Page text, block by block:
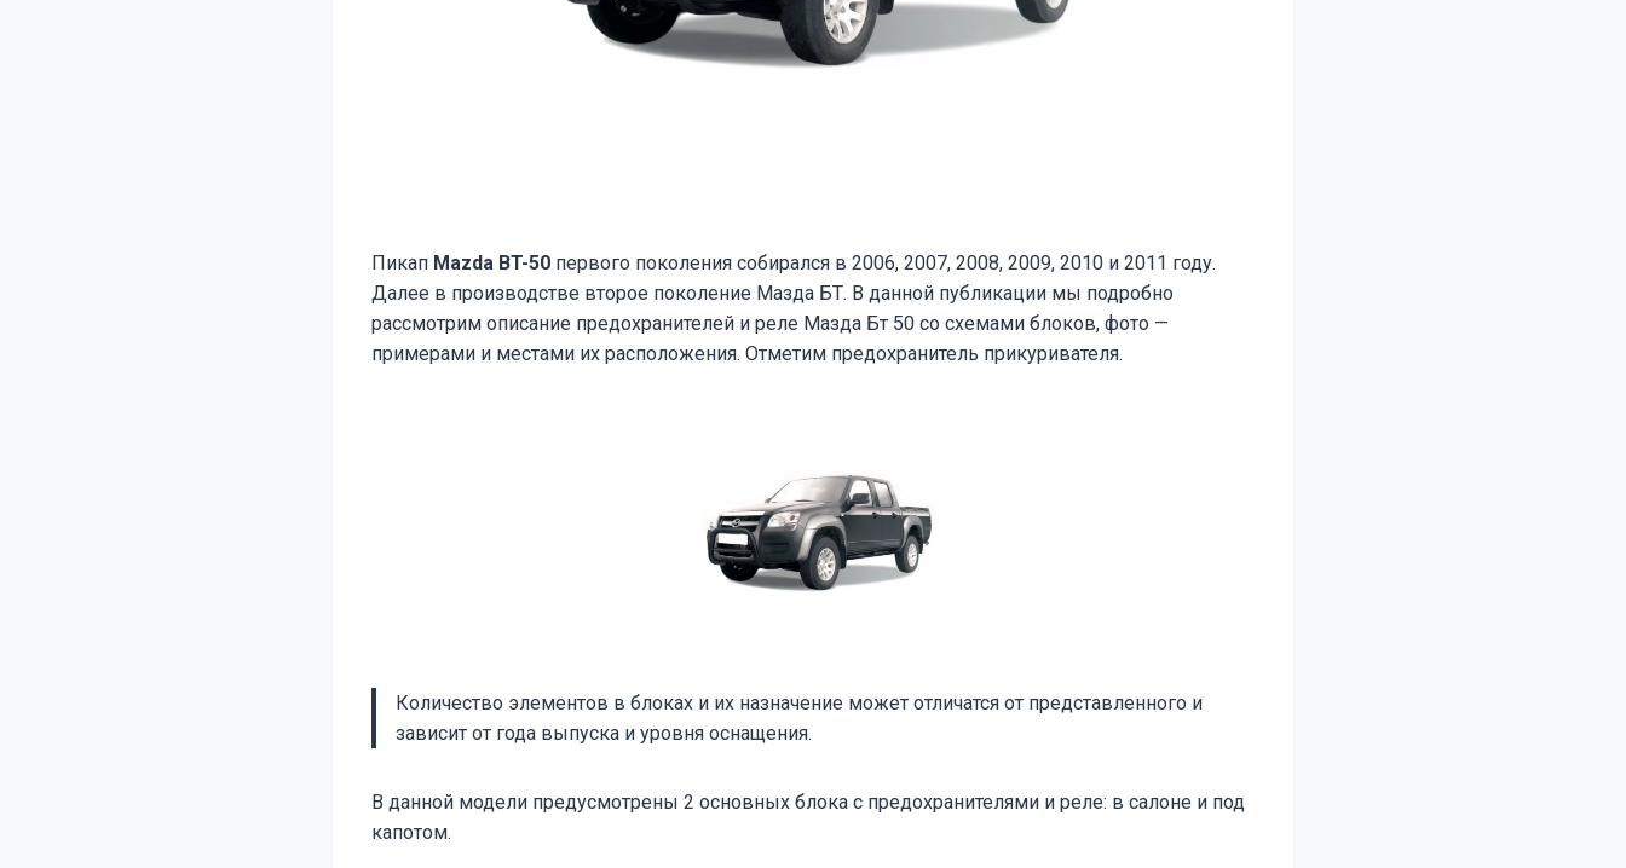
Пикап Mazda BT-50 первого поколения собирался в 2006, 2007, 2008, 2009, 2010 и 2011 году.
Далее в производстве второе поколение Мазда БТ. В данной публикации мы подробно
рассмотрим описание предохранителей и реле Мазда Бт 50 со схемами блоков, фото —
примерами и местами их расположения. Отметим предохранитель прикуривателя.
Количество элементов в блоках и их назначение может отличатся от представленного и
зависит от года выпуска и уровня оснащения.
В данной модели предусмотрены 2 основных блока с предохранителями и реле: в салоне и под
капотом.